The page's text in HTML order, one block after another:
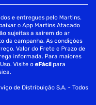
e entregues pelo Martins.
o App Martins Atacado
sujeitas a saírem do ar
da campanha. As condições
Valor do Frete e Prazo de
informada. Para maiores
Visite oeFácil para
de Distribuição S.A. - Todos